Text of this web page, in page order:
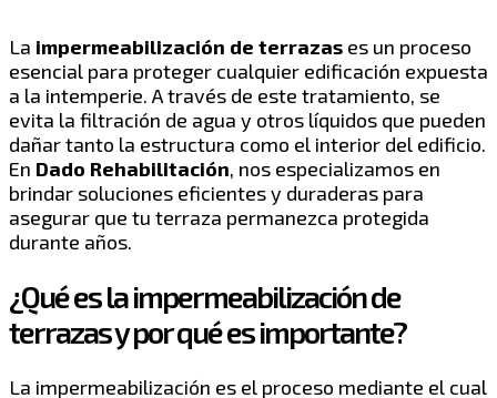
La impermeabilización de terrazas es un proceso
esencial para proteger cualquier edificación expuesta
a la intemperie. A través de este tratamiento, se
evita la filtración de agua y otros líquidos que pueden
dañar tanto la estructura como el interior del edificio.
En Dado Rehabilitación, nos especializamos en
brindar soluciones eficientes y duraderas para
asegurar que tu terraza permanezca protegida
durante años.
¿Qué es la impermeabilización de
terrazas y por qué es importante?
La impermeabilización es el proceso mediante el cual